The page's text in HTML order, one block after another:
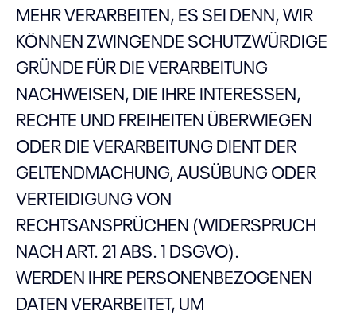
MEHR VERARBEITEN, ES SEI DENN, WIR
KÖNNEN ZWINGENDE SCHUTZWÜRDIGE
GRÜNDE FÜR DIE VERARBEITUNG
NACHWEISEN, DIE IHRE INTERESSEN,
RECHTE UND FREIHEITEN ÜBERWIEGEN
ODER DIE VERARBEITUNG DIENT DER
GELTENDMACHUNG, AUSÜBUNG ODER
VERTEIDIGUNG VON
RECHTSANSPRÜCHEN (WIDERSPRUCH
NACH ART. 21 ABS. 1 DSGVO).
WERDEN IHRE PERSONENBEZOGENEN
DATEN VERARBEITET, UM